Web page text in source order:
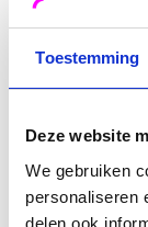
Toestemming
Deze website
We gebruiken
personaliseren
delen ook
design. Als
samen met
nauwlettend